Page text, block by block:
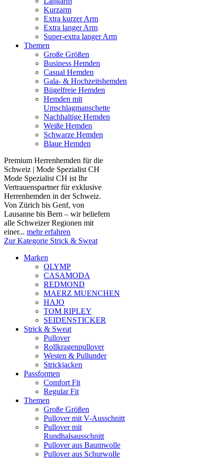
Kurzarm
Extra kurzer Arm
Extra langer Arm
Super-extra langer Arm
Themen
Große Größen
Business Hemden
Casual Hemden
Gala- & Hochzeitshemden
Bügelfreie Hemden
Hemden mit
Umschlagmanschette
Nachhaltige Hemden
Weiße Hemden
Schwarze Hemden
Blaue Hemden
Premium Herrenhemden für die
Schweiz | Mode Spezialist CH
Mode Spezialist CH ist Ihr
Vertrauenspartner für exklusive
Herrenhemden in der Schweiz.
Von Zürich bis Genf, von
Lausanne bis Bern – wir beliefern
alle Schweizer Regionen mit
einer... mehr erfahren
Zur Kategorie Strick & Sweat
Marken
OLYMP
CASAMODA
REDMOND
MAERZ MUENCHEN
HAJO
TOM RIPLEY
SEIDENSTICKER
Strick & Sweat
Pullover
Rollkragenpullover
Westen & Pullunder
Strickjacken
Passformen
Comfort Fit
Regular Fit
Themen
Große Größen
Pullover mit V-Ausschnitt
Pullover mit
Rundhalsausschnitt
Pullover aus Baumwolle
Pullover aus Schurwolle